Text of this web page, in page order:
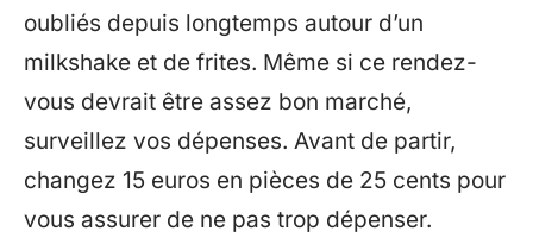
oubliés depuis longtemps autour d’un
milkshake et de frites. Même si ce rendez-
vous devrait être assez bon marché,
surveillez vos dépenses. Avant de partir,
changez 15 euros en pièces de 25 cents pour
vous assurer de ne pas trop dépenser.